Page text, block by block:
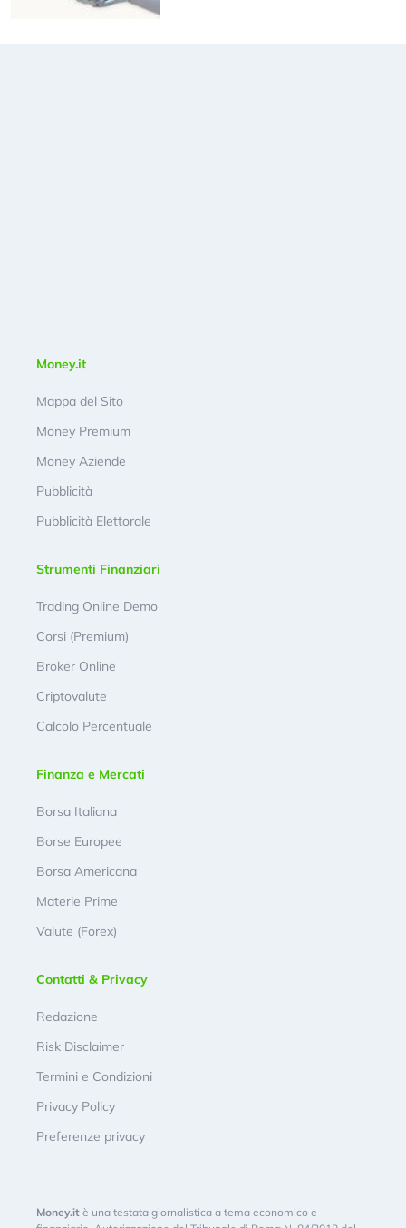
Money.it
Mappa del Sito
Money Premium
Money Aziende
Pubblicità
Pubblicità Elettorale
Strumenti Finanziari
Trading Online Demo
Corsi (Premium)
Broker Online
Criptovalute
Calcolo Percentuale
Finanza e Mercati
Borsa Italiana
Borse Europee
Borsa Americana
Materie Prime
Valute (Forex)
Contatti & Privacy
Redazione
Risk Disclaimer
Termini e Condizioni
Privacy Policy
Preferenze privacy
Money.it è una testata giornalistica a tema economico e